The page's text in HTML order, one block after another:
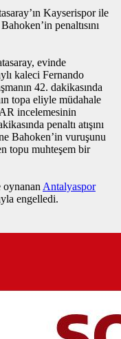
Kayserispor ile
penaltısını
evinde
kaleci Fernando
42. dakikasında
topa eliyle müdahale
incelemesinin
penaltı atışını
Bahoken’in vuruşunu
topu muhteşem bir
oynanan Antalyaspor
engelledi.